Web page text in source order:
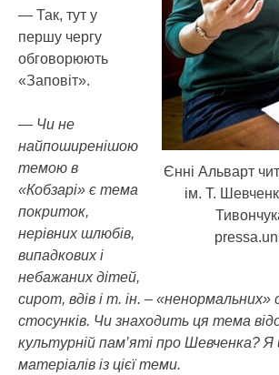
Єнні Альварт
ім. Т.
— Так, тут у
першу чергу
обговорюють
«Заповіт».
— Чи не
найпоширенішою
темою в
«Кобзарі» є тема
покриток,
нерівних шлюбів,
випадкових і
небажаних дітей,
сирот, вдів і т. ін. – «ненормальних»
стосунків. Чи знаходить ця тема
культурній пам’яті про Шевченка?
матеріалів із цієї теми.